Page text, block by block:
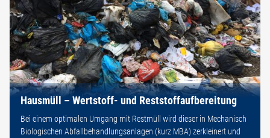
Hausmüll – Wertstoff- und Reststoffaufbereitung
Bei einem optimalen Umgang mit Restmüll wird dieser in Mechanisch
Biologischen Abfallbehandlungsanlagen (kurz MBA) zerkleinert und